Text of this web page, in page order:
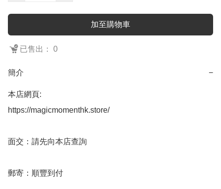
加至購物車
已售出： 0
簡介 −
本店網頁:
https://magicmomenthk.store/
面交：請先向本店查詢
郵寄：順豐到付